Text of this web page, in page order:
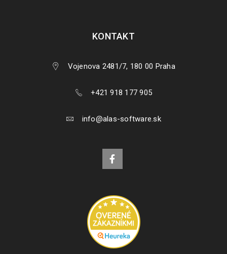
KONTAKT
Vojenova 2481/7, 180 00 Praha
+421 918 177 905
info@alas-software.sk